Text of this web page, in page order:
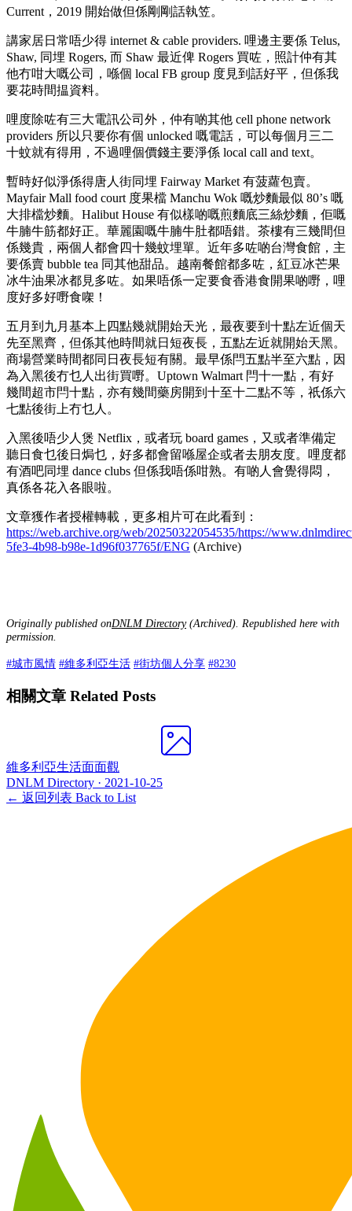
Current，2019 開始做但係剛剛話執笠。
講家居日常唔少得 internet & cable providers. 哩邊主要係 Telus,
Shaw, 同埋 Rogers, 而 Shaw 最近俾 Rogers 買咗，照計仲有其
他冇咁大嘅公司，喺個 local FB group 度見到話好平，但係我
要花時間揾資料。
哩度除咗有三大電訊公司外，仲有啲其他 cell phone network
providers 所以只要你有個 unlocked 嘅電話，可以每個月三二
十蚊就有得用，不過哩個價錢主要淨係 local call and text。
暫時好似淨係得唐人街同埋 Fairway Market 有菠蘿包賣。
Mayfair Mall food court 度果檔 Manchu Wok 嘅炒麵最似 80’s 嘅
大排檔炒麵。Halibut House 有似樣啲嘅煎麵底三絲炒麵，佢嘅
牛腩牛筋都好正。華麗園嘅牛腩牛肚都唔錯。茶樓有三幾間但
係幾貴，兩個人都會四十幾蚊埋單。近年多咗啲台灣食館，主
要係賣 bubble tea 同其他甜品。越南餐館都多咗，紅豆冰芒果
冰牛油果冰都見多咗。如果唔係一定要食香港食開果啲嘢，哩
度好多好嘢食㗎！
五月到九月基本上四點幾就開始天光，最夜要到十點左近個天
先至黑齊，但係其他時間就日短夜長，五點左近就開始天黑。
商場營業時間都同日夜長短有關。最早係閂五點半至六點，因
為入黑後冇乜人出街買嘢。Uptown Walmart 閂十一點，有好
幾間超市閂十點，亦有幾間藥房開到十至十二點不等，祇係六
七點後街上冇乜人。
入黑後唔少人煲 Netflix，或者玩 board games，又或者準備定
聽日食乜後日焗乜，好多都會留喺屋企或者去朋友度。哩度都
有酒吧同埋 dance clubs 但係我唔係咁熟。有啲人會覺得悶，
真係各花入各眼啦。
文章獲作者授權轉載，更多相片可在此看到：
https://web.archive.org/web/20250322054535/https://
5fe3-4b98-b98e-1d96f037765f/ENG (Archive)
Originally published onDNLM Directory(Archived). Republished here with
permission.
#城市風情 #維多利亞生活 #街坊個人分享 #8230
相關文章 Related Posts
維多利亞生活面面觀
DNLM Directory · 2021-10-25
← 返回列表 Back to List